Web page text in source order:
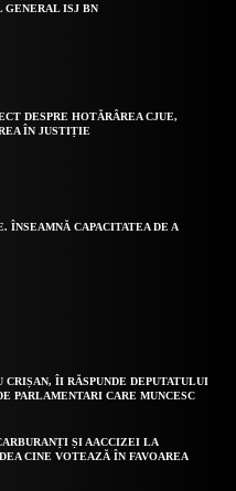
GENERAL ISJ BN
DESPRE HOTĂRÂREA CJUE,
ÎN JUSTIȚIE
ÎNSEAMNĂ CAPACITATEA DE A
CRIȘAN, ÎI RĂSPUNDE DEPUTATULUI
PARLAMENTARI CARE MUNCESC
ȘI AACCIZEI LA
CINE VOTEAZĂ ÎN FAVOAREA